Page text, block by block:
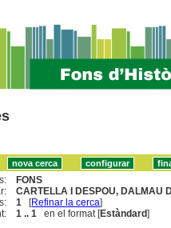
FONS
CARTELLA I DESPOU, DALMAU
1 [Refinar la cerca]
1 .. 1 en el format [Estàndard]